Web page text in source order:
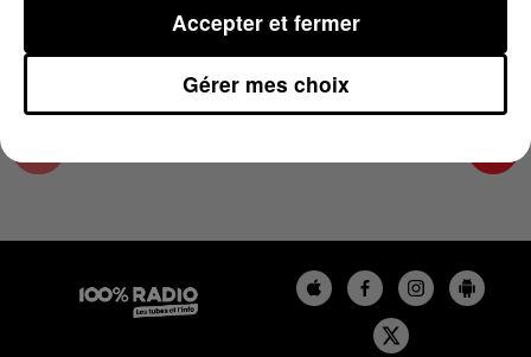
Gérer mes choix
Accepter et fermer